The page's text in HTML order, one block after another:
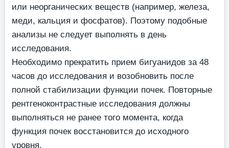
или неорганических веществ (например, железа,
меди, кальция и фосфатов). Поэтому подобные
анализы не следует выполнять в день
исследования.
Необходимо прекратить прием бигуанидов за 48
часов до исследования и возобновить после
полной стабилизации функции почек. Повторные
рентгеноконтрастные исследования должны
выполняться не ранее того момента, когда
функция почек восстановится до исходного
уровня.